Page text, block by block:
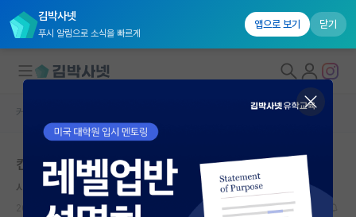
김박사넷
푸시 알림으로 소식을 빠르게
앱으로 보기 닫기
대학원생 모집
국내대학원 정보
연구실&오픈랩
커뮤니티 홈
컨택 제대로 성공하면
시끄러운 알베르 카뮈
2021.11.11 4 3776